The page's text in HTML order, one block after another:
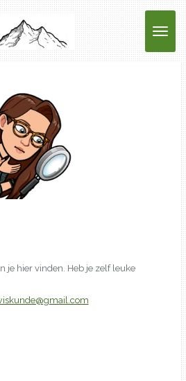
je hier vinden. Heb je zelf leuke